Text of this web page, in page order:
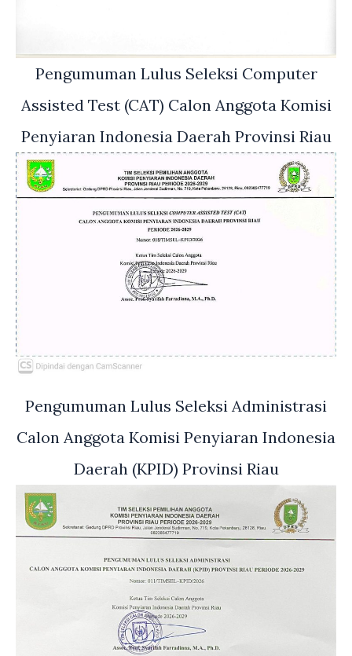
Pengumuman Lulus Seleksi Computer
Assisted Test (CAT) Calon Anggota Komisi
Penyiaran Indonesia Daerah Provinsi Riau
Pengumuman Lulus Seleksi Administrasi
Calon Anggota Komisi Penyiaran Indonesia
Daerah (KPID) Provinsi Riau